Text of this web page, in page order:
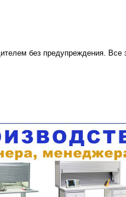
без предупреждения.